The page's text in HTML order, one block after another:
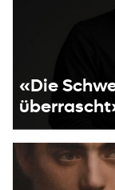
«Die